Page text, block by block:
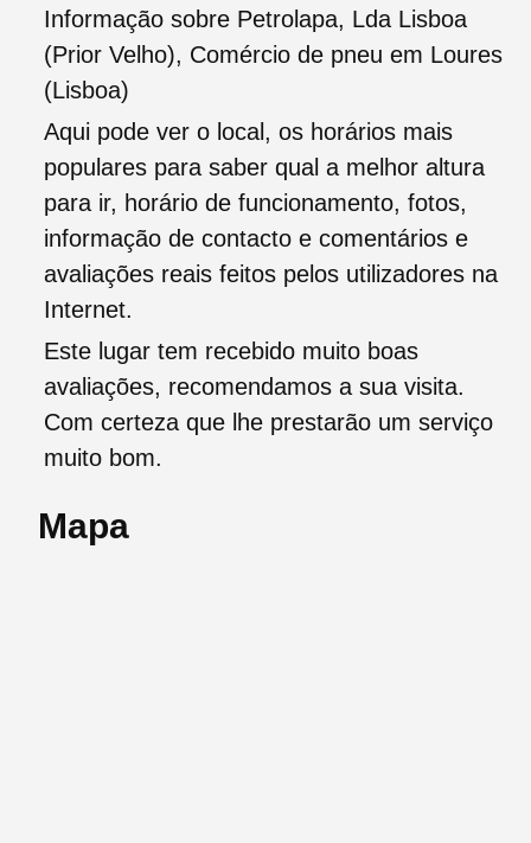
Informação sobre Petrolapa, Lda Lisboa
(Prior Velho), Comércio de pneu em Loures
(Lisboa)
Aqui pode ver o local, os horários mais
populares para saber qual a melhor altura
para ir, horário de funcionamento, fotos,
informação de contacto e comentários e
avaliações reais feitos pelos utilizadores na
Internet.
Este lugar tem recebido muito boas
avaliações, recomendamos a sua visita.
Com certeza que lhe prestarão um serviço
muito bom.
Mapa